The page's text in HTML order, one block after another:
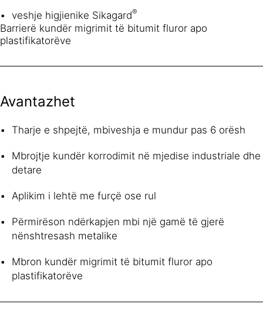
veshje higjienike Sikagard®
Barrierë kundër migrimit të bitumit fluror apo
plastifikatorëve
Avantazhet
Tharje e shpejtë, mbiveshja e mundur pas 6 orësh
Mbrojtje kundër korrodimit në mjedise industriale dhe
detare
Aplikim i lehtë me furçë ose rul
Përmirëson ndërkapjen mbi një gamë të gjerë
nënshtresash metalike
Mbron kundër migrimit të bitumit fluror apo
plastifikatorëve